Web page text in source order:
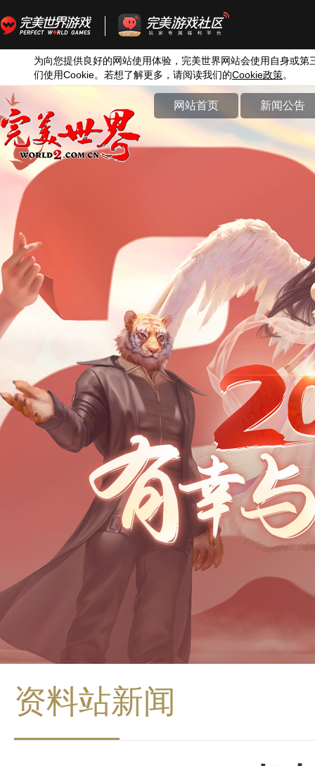
为向您提供良好的网站使用体验，完美世界网站会使用自身或第
们使用Cookie。若想了解更多，请阅读我们的Cookie政策。
网站首页 新闻公告
资料站新闻